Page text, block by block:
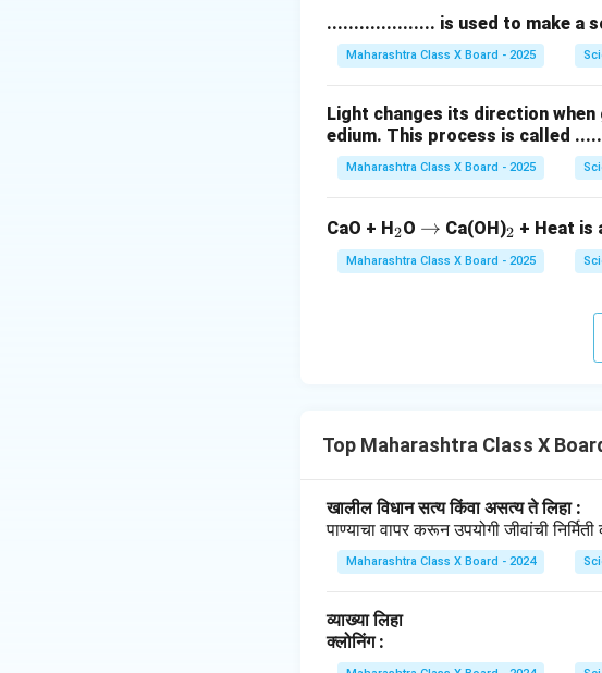
.................... is used to make a
Maharashtra Class X Board - 2025
Light changes its direction
edium. This process is called
Maharashtra Class X Board - 2025
CaO + H_
2
2O \r
ig
h
→ Ca(OH)_
2
2 + Heat is
Maharashtra Class X Board - 2025
Top Maharashtra Class X
खालील विधान सत्य किंवा असत्य ते लिहा :
पाण्याचा वापर करून उपयोगी जीवांची
Maharashtra Class X Board - 2024
व्याख्या लिहा
क्लोनिंग :